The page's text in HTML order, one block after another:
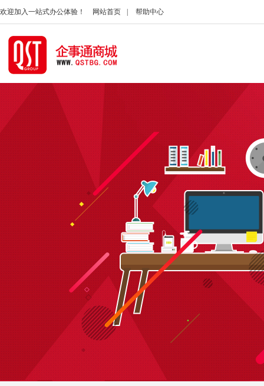
欢迎加入一站式办公体验！ 网站首页 帮助中心